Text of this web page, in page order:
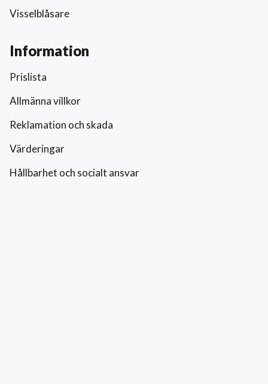
Visselblåsare
Information
Prislista
Allmänna villkor
Reklamation och skada
Värderingar
Hållbarhet och socialt ansvar